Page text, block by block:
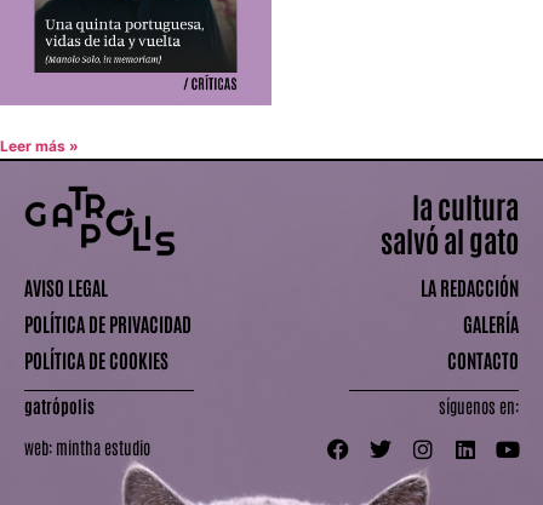
Leer más »
AVISO LEGAL
POLÍTICA DE PRIVACIDAD
POLÍTICA DE COOKIES
gatrópolis
web: mintha estudio
la cultura
salvó al gato
LA REDACCIÓN
GALERÍA
CONTACTO
síguenos en: